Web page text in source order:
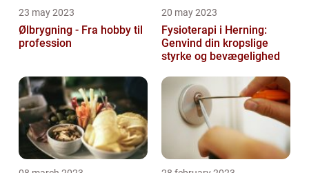
23 may 2023
Ølbrygning - Fra hobby til
profession
20 may 2023
Fysioterapi i Herning:
Genvind din kropslige
styrke og bevægelighed